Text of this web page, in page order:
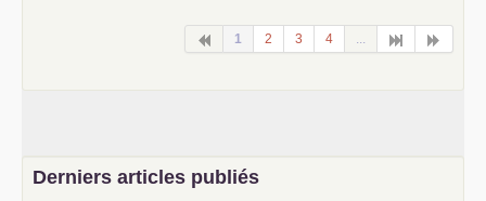
1 2 3 4 ...
Derniers articles publiés